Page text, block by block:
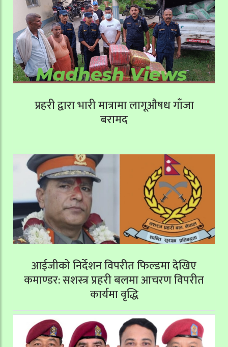
प्रहरी द्वारा भारी मात्रामा लागूऔषध गाँजा
बरामद
आईजीको निर्देशन विपरीत फिल्डमा देखिए
कमाण्डर: सशस्त्र प्रहरी बलमा आचरण विपरीत
कार्यमा वृद्धि